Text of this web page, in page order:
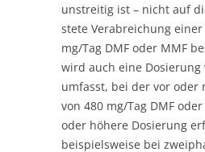
unstreitig ist – nicht auf
stete Verabreichung einer
mg/Tag DMF oder MMF
wird auch eine Dosierung
umfasst, bei der vor oder
von 480 mg/Tag DMF
oder höhere Dosierung
beispielsweise bei